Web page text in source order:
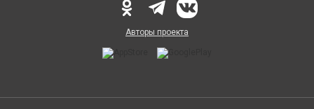
Авторы проекта